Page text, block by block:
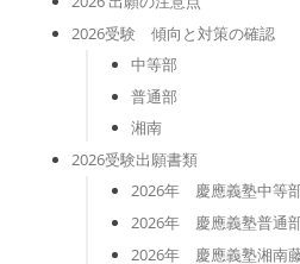
2026受験 傾向と対策の確認
中等部
普通部
湘南
2026受験出願書類
2026年 慶應義塾中等
2026年 慶應義塾普通
2026年 慶應義塾湘南